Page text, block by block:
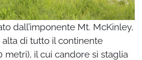
dall’imponente Mt. McKinley,
di tutto il continente
metri), il cui candore si staglia